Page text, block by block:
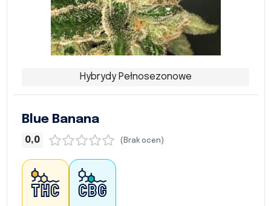
Hybrydy Pełnosezonowe
Blue Banana
0,0 (Brak ocen)